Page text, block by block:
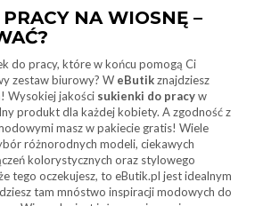
NA WIOSNĘ –
do pracy, które w końcu pomogą Ci
zestaw biurowy? W eButikznajdziesz
Wysokiej jakości sukienki do pracyw
produkt dla każdej kobiety. A zgodność z
masz w pakiecie gratis! Wiele
różnorodnych modeli, ciekawych
kolorystycznych oraz stylowego
tego oczekujesz, to eButik.pl jest idealnym
tam mnóstwo inspiracji modowych do